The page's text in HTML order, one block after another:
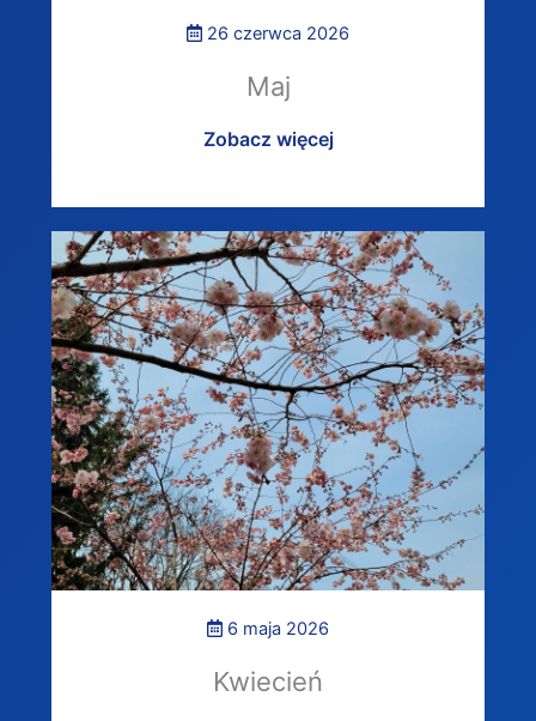
26 czerwca 2026
Maj
Zobacz więcej
6 maja 2026
Kwiecień